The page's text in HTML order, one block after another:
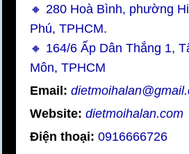
🔸 280 Hoà Bình, phường
Phú, TPHCM.
🔸 164/6 Ấp Dân Thắng 1,
Môn, TPHCM
Email:
Website: dietmoihalan.com
Điện thoại: 0916666726